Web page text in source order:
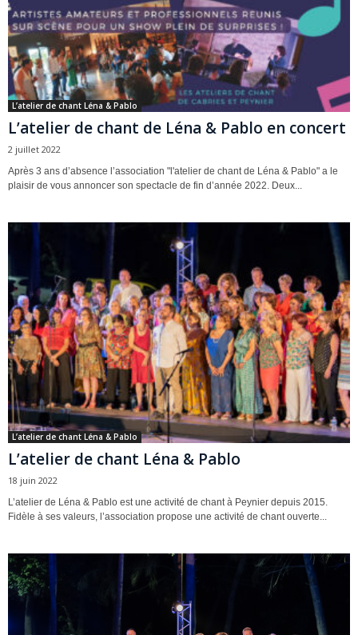
L’atelier de chant Léna & Pablo
L’atelier de chant de Léna & Pablo en concert
2 juillet 2022
Après 3 ans d’absence l’association "l'atelier de chant de Léna & Pablo" a le
plaisir de vous annoncer son spectacle de fin d’année 2022. Deux...
L’atelier de chant Léna & Pablo
L’atelier de chant Léna & Pablo
18 juin 2022
L’atelier de Léna & Pablo est une activité de chant à Peynier depuis 2015.
Fidèle à ses valeurs, l’association propose une activité de chant ouverte...